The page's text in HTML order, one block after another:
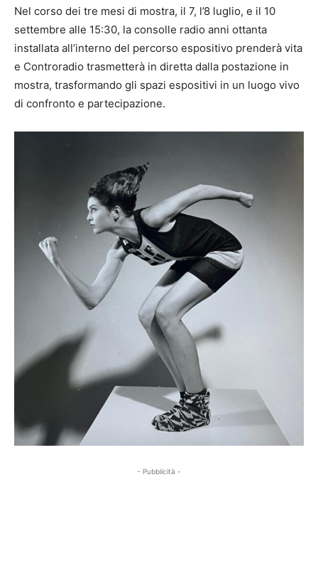
Nel corso dei tre mesi di mostra, il 7, l’8 luglio, e il 10
settembre alle 15:30, la consolle radio anni ottanta
installata all’interno del percorso espositivo prenderà vita
e Controradio trasmetterà in diretta dalla postazione in
mostra, trasformando gli spazi espositivi in un luogo vivo
di confronto e partecipazione.
- Pubblicità -